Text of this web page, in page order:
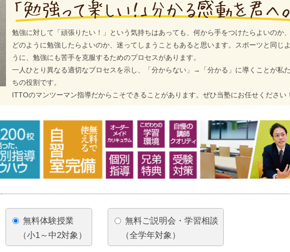
勉強に対して「頑張りたい！」という気持ちはあっても、何から手をつけたらよいのか、
どのように勉強したらよいのか、迷ってしまうこともあると思います。スポーツと同じよ
うに、勉強にも苦手を克服するためのプロセスがあります。
一人ひとり異なる適切なプロセスを示し、「分からない」→「分かる」に導くことが私た
ちの役割です。
ITTOのマンツーマン指導だからこそできることがあります。ぜひ当塾にお任せください！
無料体験授業
（小1～中2対象）
無料ご説明会・学習相談
（全学年対象）